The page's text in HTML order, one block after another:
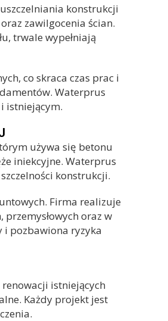
konstrukcji
zawilgocenia ścian.
trwale wypełniają
co skraca czas prac i
Waterprus
istniejącym.
używa się betonu
iniekcyjne. Waterprus
konstrukcji.
Firma realizuje
oraz w
i pozbawiona ryzyka
istniejących
Każdy projekt jest